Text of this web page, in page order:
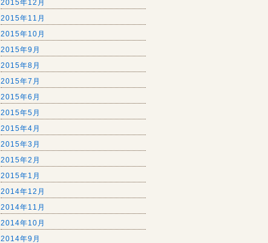
2015年12月
2015年11月
2015年10月
2015年9月
2015年8月
2015年7月
2015年6月
2015年5月
2015年4月
2015年3月
2015年2月
2015年1月
2014年12月
2014年11月
2014年10月
2014年9月